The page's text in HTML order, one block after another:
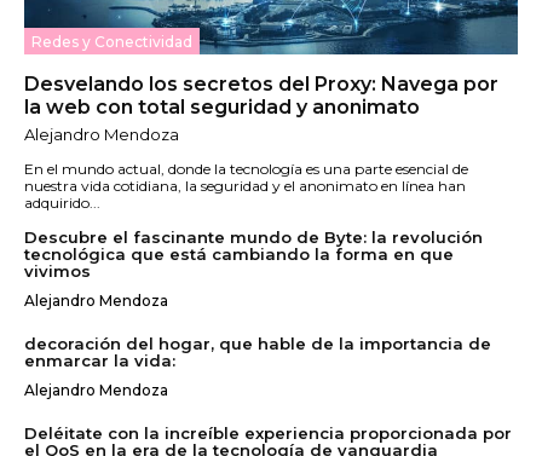
Redes y Conectividad
Desvelando los secretos del Proxy: Navega por
la web con total seguridad y anonimato
Alejandro Mendoza
En el mundo actual, donde la tecnología es una parte esencial de
nuestra vida cotidiana, la seguridad y el anonimato en línea han
adquirido...
Descubre el fascinante mundo de Byte: la revolución
tecnológica que está cambiando la forma en que
vivimos
Alejandro Mendoza
decoración del hogar, que hable de la importancia de
enmarcar la vida:
Alejandro Mendoza
Deléitate con la increíble experiencia proporcionada por
el QoS en la era de la tecnología de vanguardia